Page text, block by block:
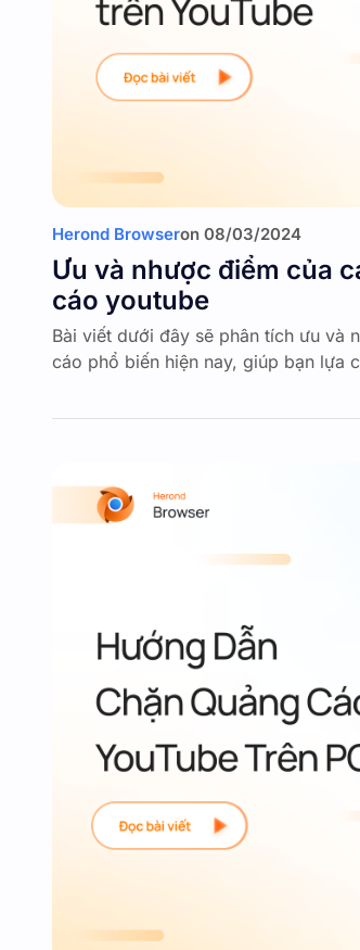
Herond Browseron 08/03/2024
Ưu và nhược điểm của
cáo youtube
Bài viết dưới đây sẽ phân tích ưu và
cáo phổ biến hiện nay, giúp bạn lựa